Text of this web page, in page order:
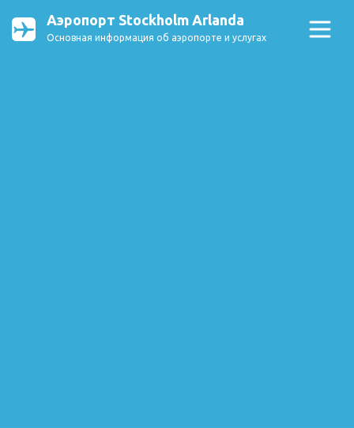
Аэропорт Stockholm Arlanda
Основная информация об аэропорте и услугах